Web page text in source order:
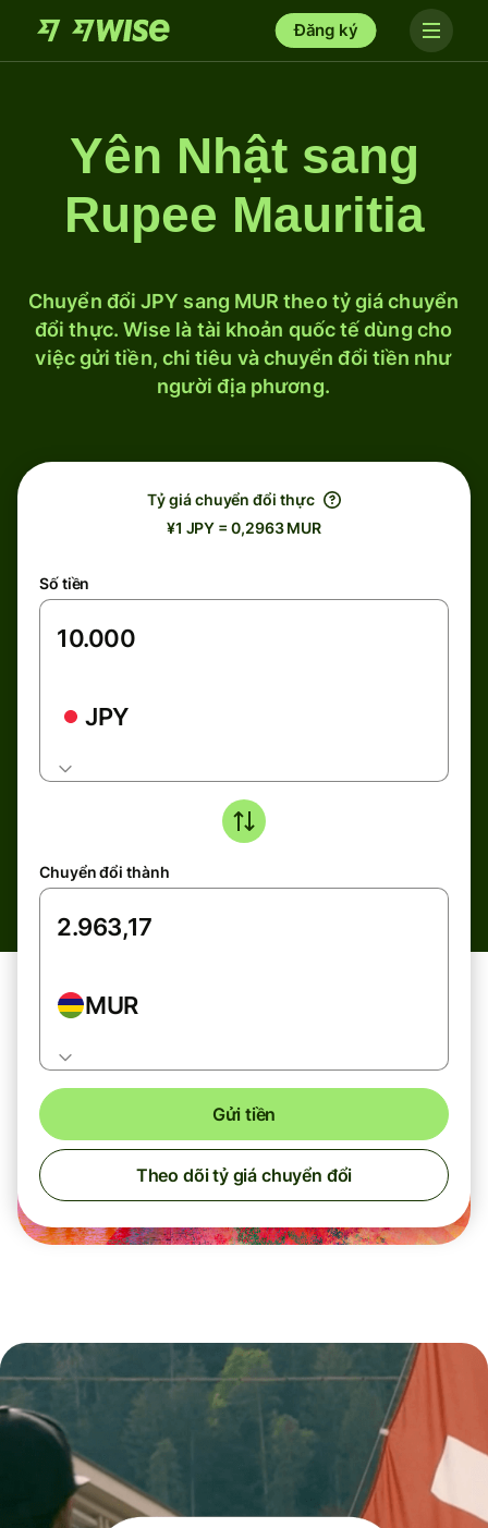
Đăng ký
Yên Nhật sang
Rupee Mauritia
Chuyển đổi JPY sang MUR theo tỷ giá chuyển
đổi thực. Wise là tài khoản quốc tế dùng cho
việc gửi tiền, chi tiêu và chuyển đổi tiền như
người địa phương.
Tỷ giá chuyển đổi thực
¥1 JPY = 0,2963 MUR
Số tiền
JPY
Chuyển đổi thành
MUR
Gửi tiền
Theo dõi tỷ giá chuyển đổi